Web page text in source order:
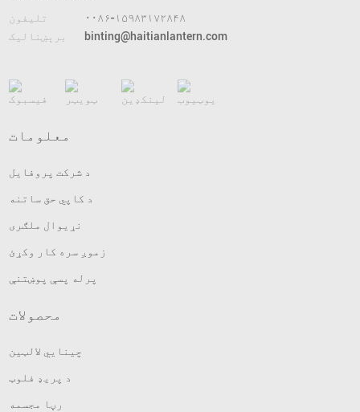
تلیفون
۰۰۸۶-۱۵۹۸۳۱۷۲۸۴۸
برېښنالیک
binting@haitianlantern.com
معلومات
د شرکت پروفایل
د کاپي حق ساتنه
نړیوال ملګری
زموږ سره کار وکړئ
پرله پسې پوښتنې
محصولات
چینایي لالټین
د پریډ فلوټ
رڼا مجسمه